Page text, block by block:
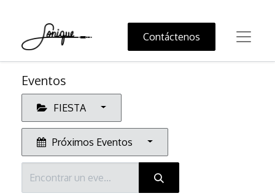
Contáctenos
Eventos
FIESTA
Próximos Eventos